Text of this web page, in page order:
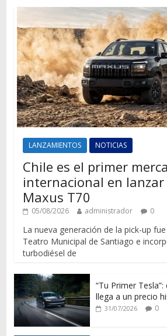
LANZAMIENTOS NOTICIAS
Chile es el primer
internacional en lanzar
Maxus T70
05/08/2026 administrador 0
La nueva generación de la pick-up
Teatro Municipal de Santiago e
turbodiésel de
“Tu Primer
llega a un precio
31/07/2026 0